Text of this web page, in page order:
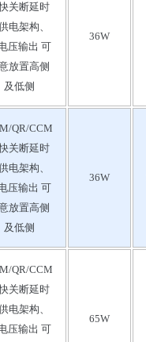
关断延时
电架构、
压输出 可
放置高侧
及低侧
36W
QR/CCM
关断延时
电架构、
压输出 可
放置高侧
及低侧
36W
QR/CCM
关断延时
电架构、
压输出 可
65W